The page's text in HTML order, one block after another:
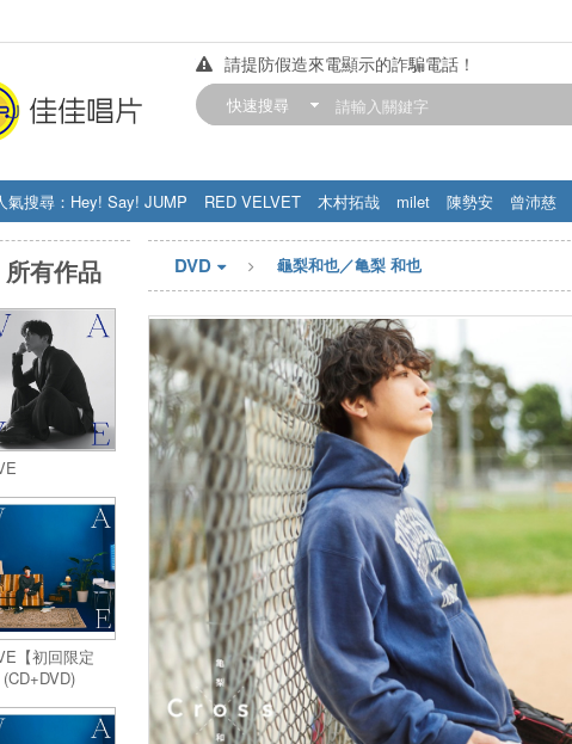
佳佳唱片
請提防假造來電顯示的詐騙電話！
【中華門市營業時間調整公告】
快速搜尋
氣搜尋： Hey! Say! JUMP RED VELVET 木村拓哉 milet 陳勢安 曾沛慈
KIDS
盧廣仲 周杰伦
所有作品
【初回限定
DVD 龜梨和也／亀梨 和也